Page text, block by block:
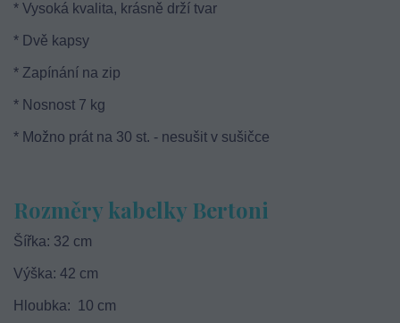
* Vysoká kvalita, krásně drží tvar
* Dvě kapsy
* Zapínání na zip
* Nosnost 7 kg
* Možno prát na 30 st. - nesušit v sušičce
Rozměry kabelky Bertoni
Šířka: 32 cm
Výška: 42 cm
Hloubka: 10 cm